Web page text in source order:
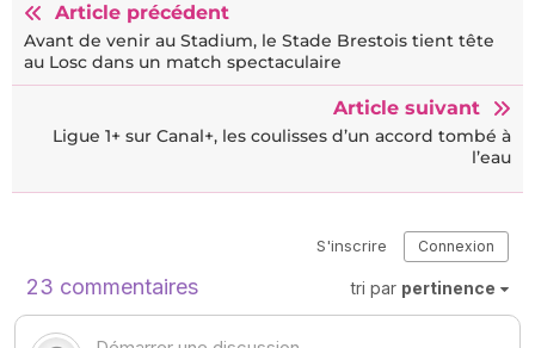
Article précédent
Avant de venir au Stadium, le Stade Brestois tient tête
au Losc dans un match spectaculaire
Article suivant
Ligue 1+ sur Canal+, les coulisses d’un accord tombé à
l’eau